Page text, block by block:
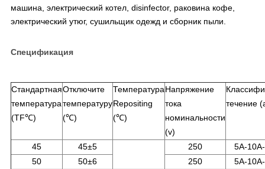
машина, электрический котел, disinfector, раковина кофе,
электрический утюг, сушильщик одежд и сборник пыли.
Спецификация
Стандартная
температура
(TF℃)
Отключите
температуру
(℃)
Температура
Repositing
(℃)
Напряжение
тока
номинальности
(v)
течение
45 45±5 250
5A-
50
50±6 250
5A-